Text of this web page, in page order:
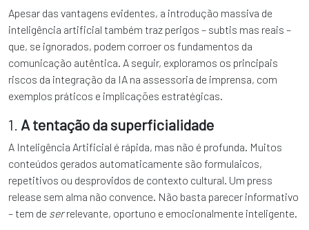
Apesar das vantagens evidentes, a introdução massiva de
inteligência artificial também traz perigos – subtis mas reais –
que, se ignorados, podem corroer os fundamentos da
comunicação autêntica. A seguir, exploramos os principais
riscos da integração da IA na assessoria de imprensa, com
exemplos práticos e implicações estratégicas.
1. A tentação da superficialidade
A Inteligência Artificial é rápida, mas não é profunda. Muitos
conteúdos gerados automaticamente são formulaicos,
repetitivos ou desprovidos de contexto cultural. Um press
release sem alma não convence. Não basta parecer informativo
– tem de serrelevante, oportuno e emocionalmente inteligente.